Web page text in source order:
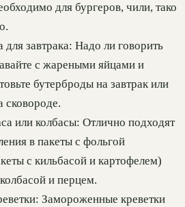
для бургеров, чили, тако
для завтрака: Надо ли говорить
с жареными яйцами и
бутерброды на завтрак или
сковороде.
или колбасы: Отлично подходят
в пакеты с фольгой
с кильбасой и картофелем)
и перцем.
Замороженные креветки